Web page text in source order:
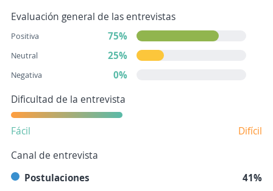
Evaluación general de las entrevistas
Positiva 75%
Neutral 25%
Negativa
0%
Dificultad de la entrevista
Fácil
Difícil
Canal de entrevista
Postulaciones
41%